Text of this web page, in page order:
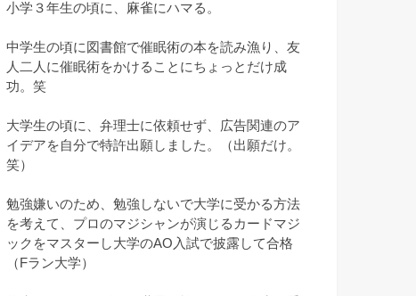
小学３年生の頃に、麻雀にハマる。
中学生の頃に図書館で催眠術の本を読み漁り、友
人二人に催眠術をかけることにちょっとだけ成
功。笑
大学生の頃に、弁理士に依頼せず、広告関連のア
イデアを自分で特許出願しました。（出願だけ。
笑）
勉強嫌いのため、勉強しないで大学に受かる方法
を考えて、プロのマジシャンが演じるカードマジ
ックをマスターし大学のAO入試で披露して合格
（Fラン大学）